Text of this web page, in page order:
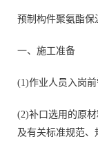
预制构件聚氨酯保
一、施工准备
(1)作业人员入岗
(2)补口选用的原
及有关标准规范、